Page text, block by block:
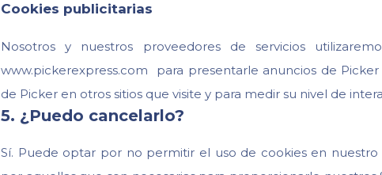
Cookies publicitarias
Nosotros y nuestros proveedores de servicios
www.pickerexpress.com para presentarle anuncios de
de Picker en otros sitios que visite y para medir su nivel de
5. ¿Puedo cancelarlo?
Sí. Puede optar por no permitir el uso de cookies en